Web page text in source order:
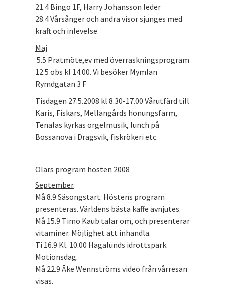
21.4 Bingo 1F, Harry Johansson leder
28.4 Vårsånger och andra visor sjunges med
kraft och inlevelse
Maj
5.5 Pratmöte,ev med överraskningsprogram
12.5 obs kl 14.00. Vi besöker Mymlan
Rymdgatan 3 F
Tisdagen 27.5.2008 kl 8.30-17.00 Vårutfärd till
Karis, Fiskars, Mellangårds honungsfarm,
Tenalas kyrkas orgelmusik, lunch på
Bossanova i Dragsvik, fiskrökeri etc.
Olars program hösten 2008
September
Må 8.9 Säsongstart. Höstens program
presenteras. Världens bästa kaffe avnjutes.
Må 15.9 Timo Kaub talar om, och presenterar
vitaminer. Möjlighet att inhandla.
Ti 16.9 Kl. 10.00 Hagalunds idrottspark.
Motionsdag.
Må 22.9 Åke Wennströms video från vårresan
visas.